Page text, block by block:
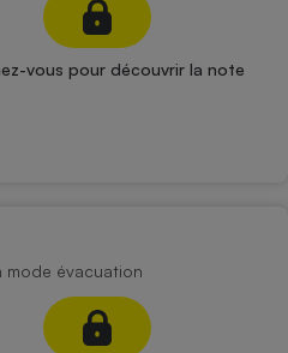
vous pour découvrir la note
mode évacuation